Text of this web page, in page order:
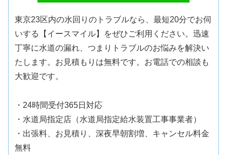
東京23区内の水回りのトラブルなら、最短20分でお伺
いする【イースマイル】をぜひご利用ください。迅速
丁寧に水道の漏れ、つまりトラブルのお悩みを解決い
たします。お見積もりは無料です。お電話での相談も
大歓迎です。
・24時間受付365日対応
・水道局指定店（水道局指定給水装置工事事業者）
・出張料、お見積り、深夜早朝割増、キャンセル料金
無料